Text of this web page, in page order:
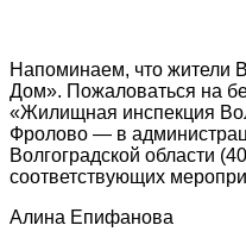
Напоминаем, что жители
Дом». Пожаловаться на
«Жилищная инспекция
Фролово — в
Волгоградской области
соответствующих
Алина Епифанова